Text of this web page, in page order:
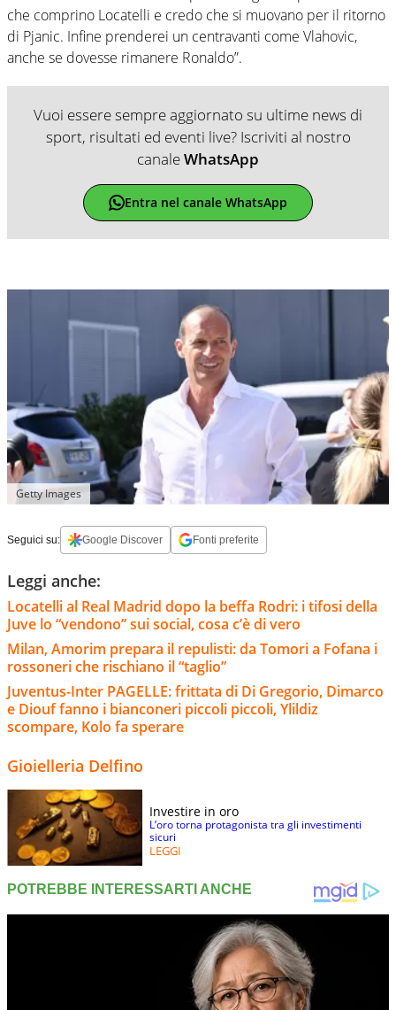
che comprino Locatelli e credo che si muovano per il ritorno
di Pjanic. Infine prenderei un centravanti come Vlahovic,
anche se dovesse rimanere Ronaldo”.
Vuoi essere sempre aggiornato su ultime news di
sport, risultati ed eventi live? Iscriviti al nostro
canaleWhatsApp
Entra nel canale WhatsApp
Getty Images
Seguici su: Google Discover Fonti preferite
Leggi anche:
Locatelli al Real Madrid dopo la beffa Rodri: i tifosi della
Juve lo “vendono” sui social, cosa c’è di vero
Milan, Amorim prepara il repulisti: da Tomori a Fofana i
rossoneri che rischiano il “taglio”
Juventus-Inter PAGELLE: frittata di Di Gregorio, Dimarco
e Diouf fanno i bianconeri piccoli piccoli, Ylildiz
scompare, Kolo fa sperare
Gioielleria Delfino
Investire in oro
L’oro torna protagonista tra gli investimenti
sicuri
LEGGI